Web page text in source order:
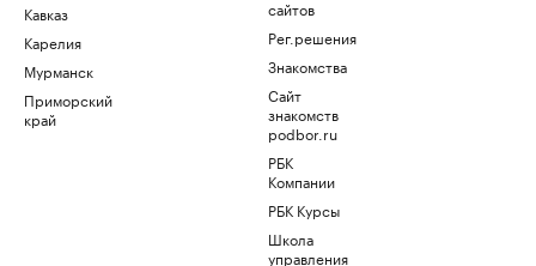
Кавказ
Карелия
Мурманск
Приморский
край
сайтов
Рег.решения
Знакомства
Сайт
знакомств
podbor.ru
РБК
Компании
РБК Курсы
Школа
управления